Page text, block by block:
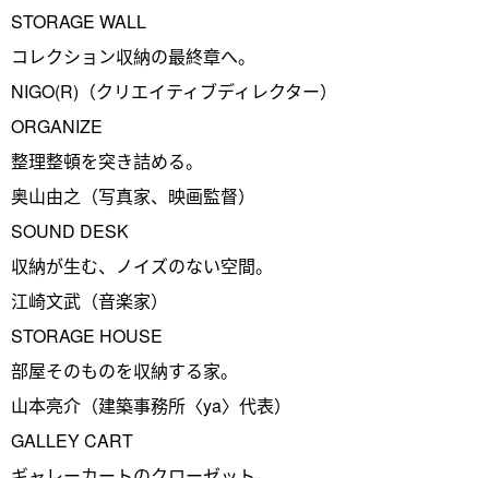
STORAGE WALL
コレクション収納の最終章へ。
NIGO(R)（クリエイティブディレクター）
ORGANIZE
整理整頓を突き詰める。
奥山由之（写真家、映画監督）
SOUND DESK
収納が生む、ノイズのない空間。
江崎文武（音楽家）
STORAGE HOUSE
部屋そのものを収納する家。
山本亮介（建築事務所〈ya〉代表）
GALLEY CART